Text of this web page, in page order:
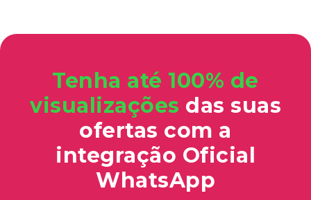
Tenha até 100% de
visualizações das suas
ofertas com a
integração Oficial
WhatsApp